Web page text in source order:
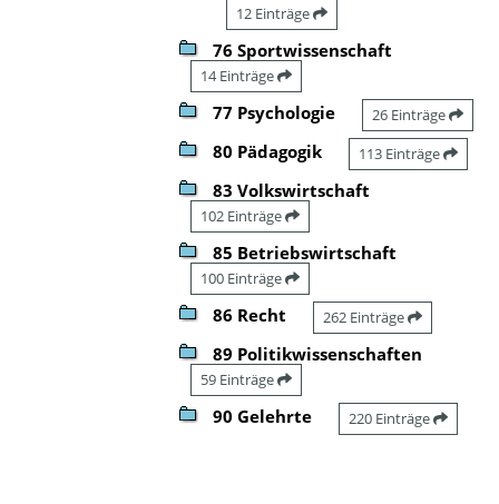
12 Einträge
76 Sportwissenschaft
14 Einträge
77 Psychologie 26 Einträge
80 Pädagogik 113 Einträge
83 Volkswirtschaft
102 Einträge
85 Betriebswirtschaft
100 Einträge
86 Recht 262 Einträge
89 Politikwissenschaften
59 Einträge
90 Gelehrte 220 Einträge